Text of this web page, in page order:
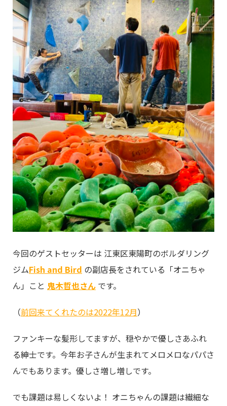
今回のゲストセッターは 江東区東陽町のボルダリング
ジムFish and Bird の副店長をされている「オニちゃ
ん」こと 鬼木哲也さん です。
（前回来てくれたのは2022年12月）
ファンキーな髪形してますが、穏やかで優しさあふれ
る紳士です。今年お子さんが生まれてメロメロなパパさ
んでもあります。優しさ増し増しです。
でも課題は易しくないよ！ オニちゃんの課題は繊細な